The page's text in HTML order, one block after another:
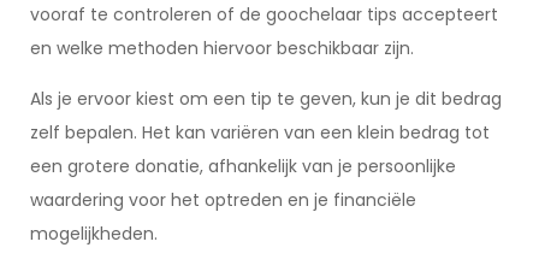
vooraf te controleren of de goochelaar tips accepteert
en welke methoden hiervoor beschikbaar zijn.
Als je ervoor kiest om een tip te geven, kun je dit bedrag
zelf bepalen. Het kan variëren van een klein bedrag tot
een grotere donatie, afhankelijk van je persoonlijke
waardering voor het optreden en je financiële
mogelijkheden.